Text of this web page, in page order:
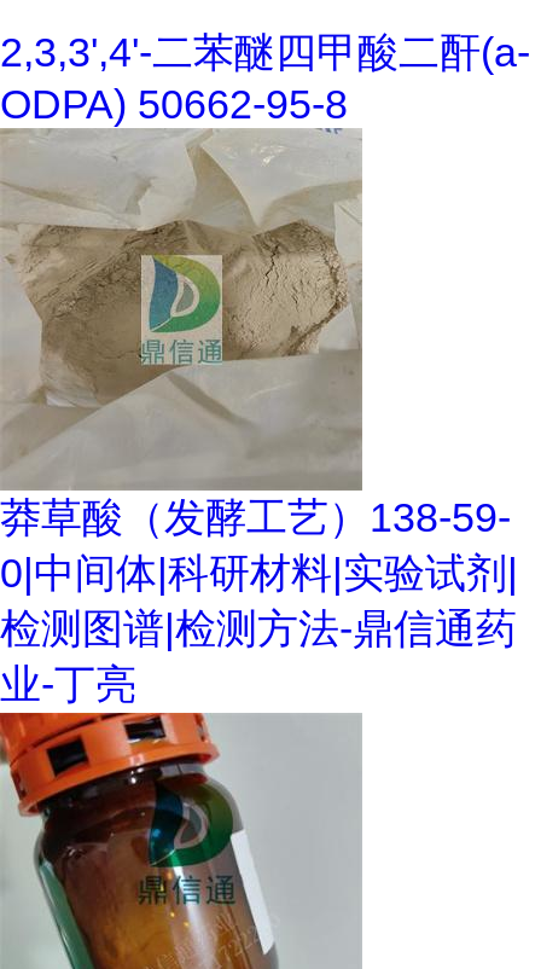
2,3,3',4'-二苯醚四甲酸二酐(a-
ODPA) 50662-95-8
莽草酸（发酵工艺）138-59-
0|中间体|科研材料|实验试剂|
检测图谱|检测方法-鼎信通药
业-丁亮